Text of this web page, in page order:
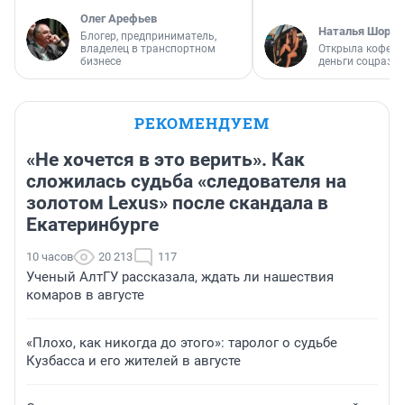
Олег Арефьев
Блогер, предприниматель,
владелец в транспортном
бизнесе
Наталья
Открыла
деньги
РЕКОМЕНДУЕМ
«Не хочется в это верить». Как
сложилась судьба «следователя на
золотом Lexus» после скандала в
Екатеринбурге
10 часов 20 213 117
Ученый АлтГУ рассказала, ждать ли нашествия
комаров в августе
«Плохо, как никогда до этого»: таролог о судьбе
Кузбасса и его жителей в августе